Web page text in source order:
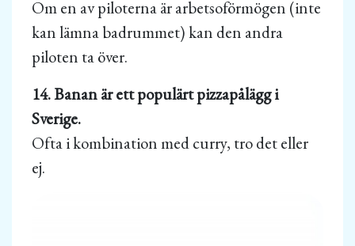
Om en av piloterna är arbetsoförmögen (inte
kan lämna badrummet) kan den andra
piloten ta över.
14. Banan är ett populärt pizzapålägg i
Sverige.
Ofta i kombination med curry, tro det eller
ej.